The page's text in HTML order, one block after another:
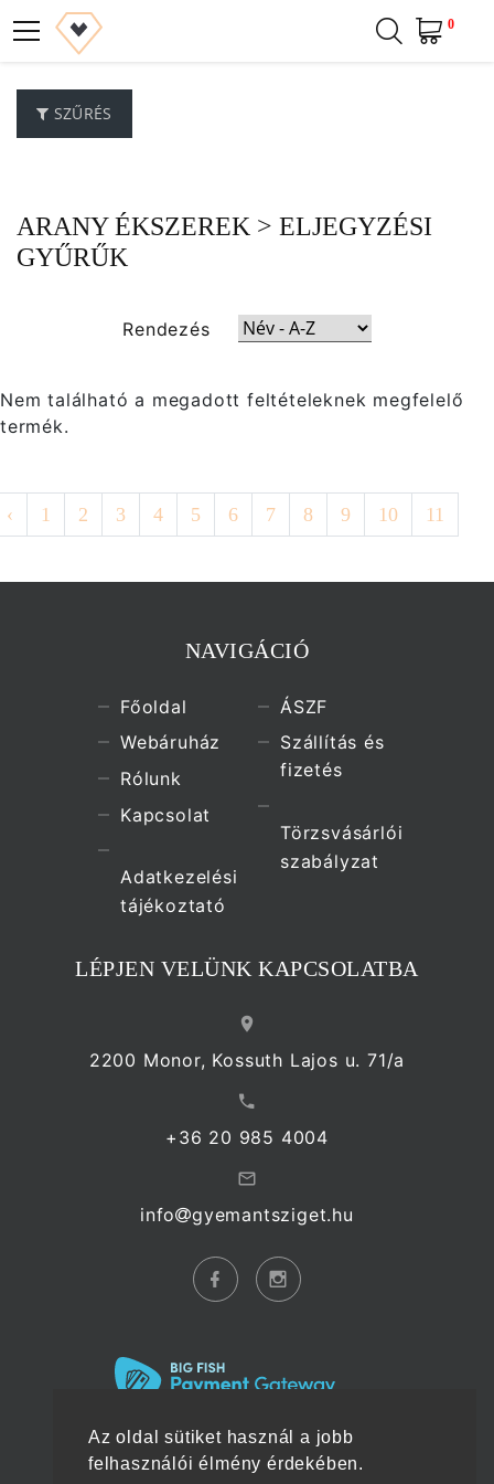
Az oldal sütiket használ a jobb
felhasználói élmény érdekében.
0
SZŰRÉS
ARANY ÉKSZEREK > ELJEGYZÉSI
GYŰRŰK
Rendezés
Nem található a megadott feltételeknek megfelelő
termék.
‹ 1 2 3 4 5 6 7 8 9 10 11
NAVIGÁCIÓ
Főoldal
Webáruház
Rólunk
Kapcsolat
Adatkezelési
tájékoztató
ÁSZF
Szállítás és
fizetés
Törzsvásárlói
szabályzat
LÉPJEN VELÜNK KAPCSOLATBA
2200 Monor, Kossuth Lajos u. 71/a
+36 20 985 4004
info gyemantsziget.hu